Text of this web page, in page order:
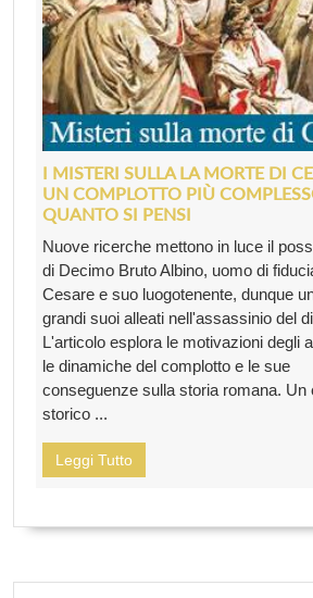
I MISTERI SULLA LA MORTE DI
UN COMPLOTTO PIÙ
QUANTO SI PENSI
Nuove ricerche mettono in luce il
di Decimo Bruto Albino, uomo di
Cesare e suo luogotenente, dunque
grandi suoi alleati nell'assassinio del
L'articolo esplora le motivazioni degli
le dinamiche del complotto e le sue
conseguenze sulla storia romana. Un
storico ...
Leggi Tutto